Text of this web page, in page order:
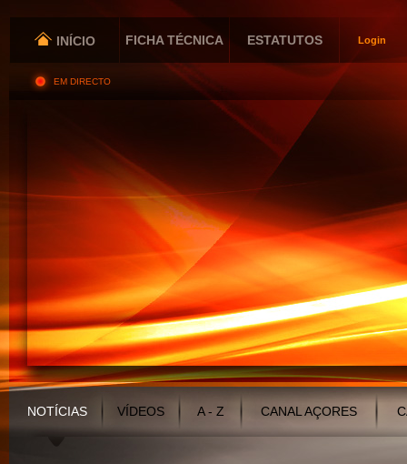
INÍCIO FICHA TÉCNICA ESTATUTOS Login
EM DIRECTO
NOTÍCIAS VÍDEOS A - Z CANAL AÇORES